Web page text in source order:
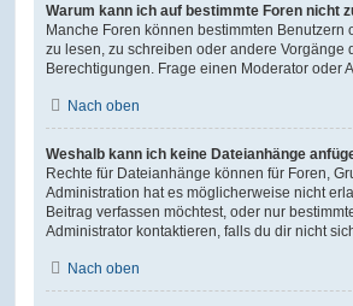
Warum kann ich auf bestimmte Foren nicht
Manche Foren können bestimmten
zu lesen, zu schreiben oder andere
Berechtigungen. Frage einen Moderator oder
Nach oben
Weshalb kann ich keine Dateianhänge
Rechte für Dateianhänge können für Foren,
Administration hat es möglicherweise nicht
Beitrag verfassen möchtest, oder nur
Administrator kontaktieren, falls du dir nicht
Nach oben